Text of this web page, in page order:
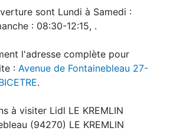
sont Lundi à Samedi :
: 08:30-12:15, .
l'adresse complète pour
: Avenue de Fontainebleau 27-
.
à visiter Lidl LE KREMLIN
(94270) LE KREMLIN